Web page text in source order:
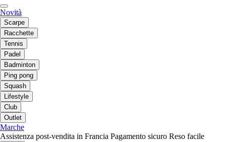
Novità
Scarpe
Racchette
Tennis
Padel
Badminton
Ping pong
Squash
Lifestyle
Club
Outlet
Marche
Assistenza post-vendita in Francia Pagamento sicuro Reso facile